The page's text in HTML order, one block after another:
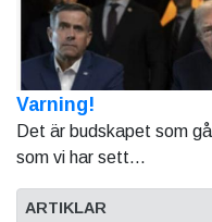
Varning!
Det är budskapet som
som vi har sett...
ARTIKLAR